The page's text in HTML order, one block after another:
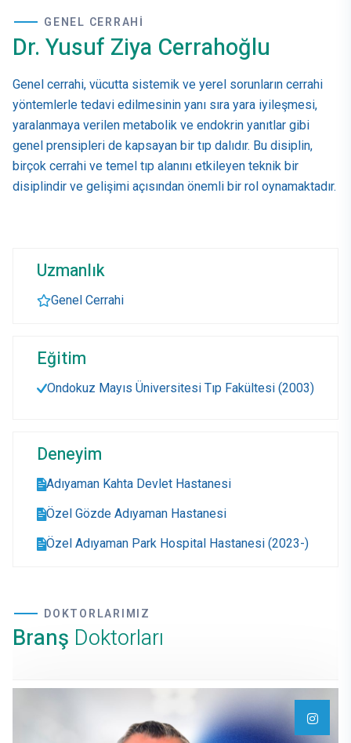
GENEL CERRAHI
Dr. Yusuf Ziya Cerrahoğlu
Genel cerrahi, vücutta sistemik ve yerel sorunların cerrahi
yöntemlerle tedavi edilmesinin yanı sıra yara iyileşmesi,
yaralanmaya verilen metabolik ve endokrin yanıtlar gibi
genel prensipleri de kapsayan bir tıp dalıdır. Bu disiplin,
birçok cerrahi ve temel tıp alanını etkileyen teknik bir
disiplindir ve gelişimi açısından önemli bir rol oynamaktadır.
Uzmanlık
Genel Cerrahi
Eğitim
Ondokuz Mayıs Üniversitesi Tıp Fakültesi (2003)
Deneyim
Adıyaman Kahta Devlet Hastanesi
Özel Gözde Adıyaman Hastanesi
Özel Adıyaman Park Hospital Hastanesi (2023-)
DOKTORLARIMIZ
Branş Doktorları